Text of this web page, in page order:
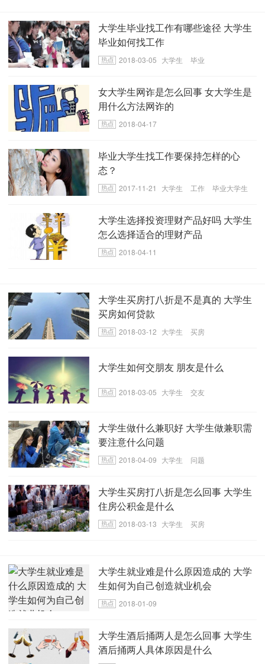
大学生毕业找工作有哪些途径 大学生
毕业如何找工作
2018-03-05 大学生 毕业
女大学生网诈是怎么回事 女大学生是
用什么方法网诈的
2018-04-17
毕业大学生找工作要保持怎样的心
态？
2017-11-21 大学生 工作
毕业大学生
大学生选择投资理财产品好吗 大学生
怎么选择适合的理财产品
2018-04-11
大学生买房打八折是不是真的 大学生
买房如何贷款
2018-03-12 大学生 买房
大学生如何交朋友 朋友是什么
2018-03-05 大学生 交友
大学生做什么兼职好 大学生做兼职需
要注意什么问题
2018-04-09 大学生 问题
大学生买房打八折是怎么回事 大学生
住房公积金是什么
2018-03-13 大学生 买房
大学生就业难是什么原因造成的 大学
生如何为自己创造就业机会
2018-01-09
大学生酒后捅两人是怎么回事 大学生
酒后捅两人具体原因是什么